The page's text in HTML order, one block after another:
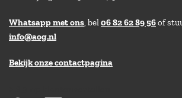
Whatsapp met ons, bel06 82 62 89 56of
info@aog.nl
Bekijk onze contactpagina